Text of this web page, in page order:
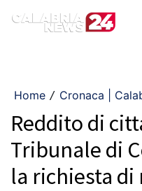
Home / Cronaca |
Reddito di
Tribunale di
la richiesta